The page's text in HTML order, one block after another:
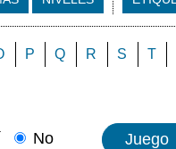
P Q R S T
No Juego